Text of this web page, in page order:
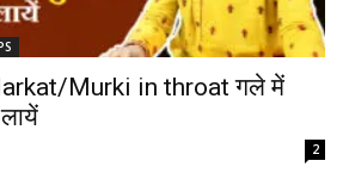
Murki in throat गले में
2